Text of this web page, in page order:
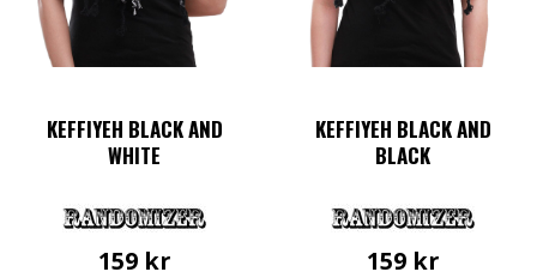
KEFFIYEH BLACK AND
WHITE
159 kr
KEFFIYEH BLACK AND
BLACK
159 kr